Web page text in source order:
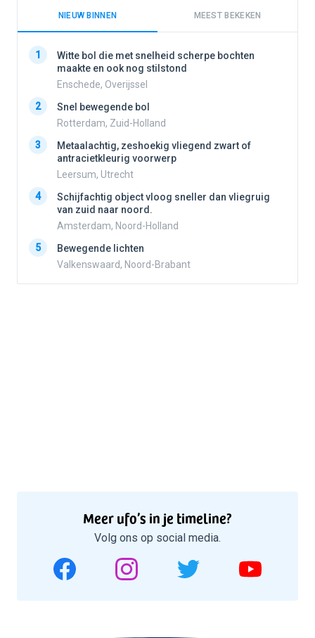
NIEUW BINNEN MEEST BEKEKEN
1
Witte bol die met snelheid scherpe bochten
maakte en ook nog stilstond
Enschede, Overijssel
2
Snel bewegende bol
Rotterdam, Zuid-Holland
3
Metaalachtig, zeshoekig vliegend zwart of
antracietkleurig voorwerp
Leersum, Utrecht
4
Schijfachtig object vloog sneller dan vliegruig
van zuid naar noord.
Amsterdam, Noord-Holland
5
Bewegende lichten
Valkenswaard, Noord-Brabant
Meer ufo’s in je timeline?
Volg ons op social media.